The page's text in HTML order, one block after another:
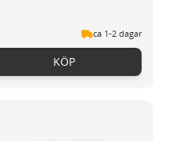
ca 1-2 dagar
KÖP